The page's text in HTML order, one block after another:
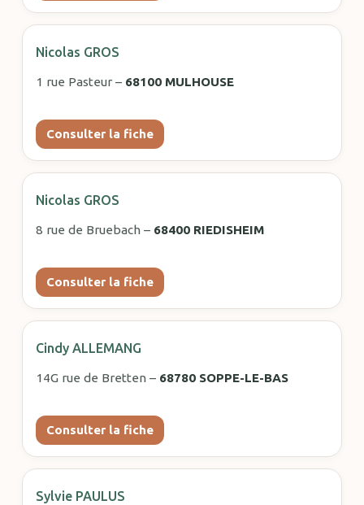
Nicolas GROS
1 rue Pasteur – 68100 MULHOUSE
Consulter la fiche
Nicolas GROS
8 rue de Bruebach – 68400 RIEDISHEIM
Consulter la fiche
Cindy ALLEMANG
14G rue de Bretten – 68780 SOPPE-LE-BAS
Consulter la fiche
Sylvie PAULUS